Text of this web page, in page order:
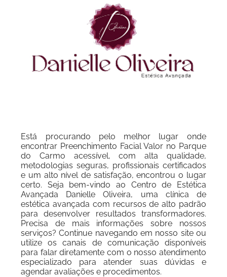
Está procurando pelo melhor lugar onde
encontrar Preenchimento Facial Valor no Parque
do Carmo acessível, com alta qualidade,
metodologias seguras, profissionais certificados
e um alto nível de satisfação, encontrou o lugar
certo. Seja bem-vindo ao Centro de Estética
Avançada Danielle Oliveira, uma clínica de
estética avançada com recursos de alto padrão
para desenvolver resultados transformadores.
Precisa de mais informações sobre nossos
serviços? Continue navegando em nosso site ou
utilize os canais de comunicação disponíveis
para falar diretamente com o nosso atendimento
especializado para atender suas dúvidas e
agendar avaliações e procedimentos.